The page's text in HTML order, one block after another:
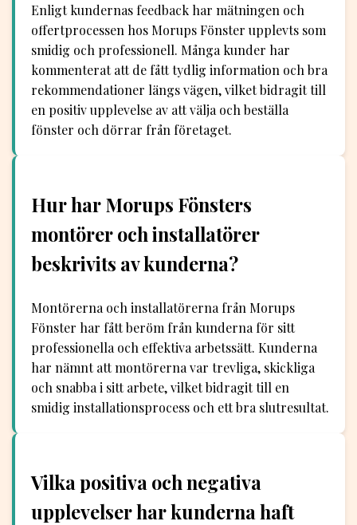
Enligt kundernas feedback har mätningen och
offertprocessen hos Morups Fönster upplevts som
smidig och professionell. Många kunder har
kommenterat att de fått tydlig information och bra
rekommendationer längs vägen, vilket bidragit till
en positiv upplevelse av att välja och beställa
fönster och dörrar från företaget.
Hur har Morups Fönsters
montörer och installatörer
beskrivits av kunderna?
Montörerna och installatörerna från Morups
Fönster har fått beröm från kunderna för sitt
professionella och effektiva arbetssätt. Kunderna
har nämnt att montörerna var trevliga, skickliga
och snabba i sitt arbete, vilket bidragit till en
smidig installationsprocess och ett bra slutresultat.
Vilka positiva och negativa
upplevelser har kunderna haft